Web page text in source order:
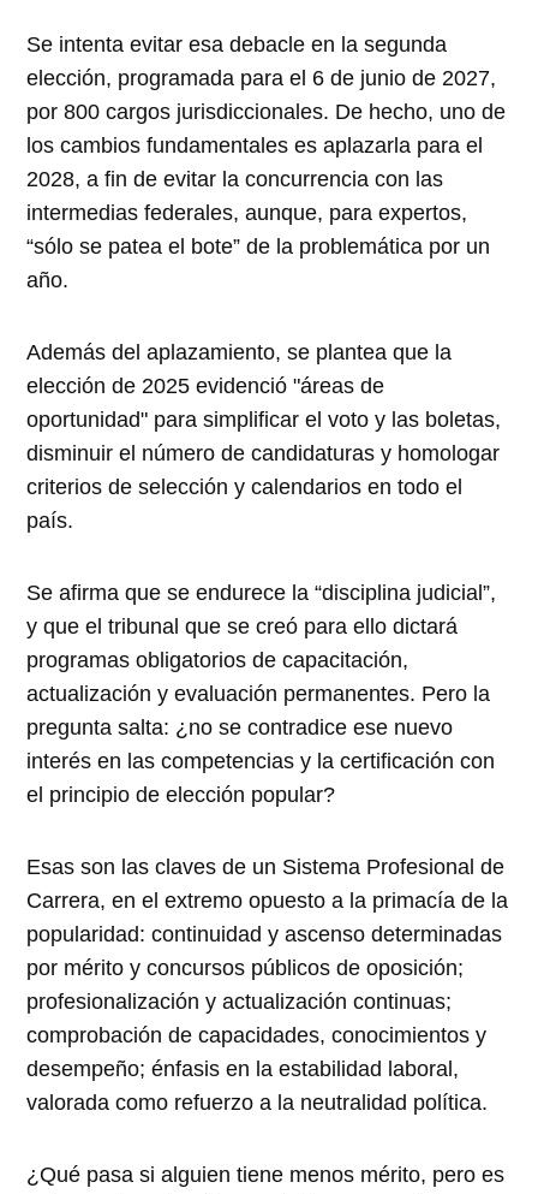
Se intenta evitar esa debacle en la segunda
elección, programada para el 6 de junio de 2027,
por 800 cargos jurisdiccionales. De hecho, uno de
los cambios fundamentales es aplazarla para el
2028, a fin de evitar la concurrencia con las
intermedias federales, aunque, para expertos,
“sólo se patea el bote” de la problemática por un
año.
Además del aplazamiento, se plantea que la
elección de 2025 evidenció "áreas de
oportunidad" para simplificar el voto y las boletas,
disminuir el número de candidaturas y homologar
criterios de selección y calendarios en todo el
país.
Se afirma que se endurece la “disciplina judicial”,
y que el tribunal que se creó para ello dictará
programas obligatorios de capacitación,
actualización y evaluación permanentes. Pero la
pregunta salta: ¿no se contradice ese nuevo
interés en las competencias y la certificación con
el principio de elección popular?
Esas son las claves de un Sistema Profesional de
Carrera, en el extremo opuesto a la primacía de la
popularidad: continuidad y ascenso determinadas
por mérito y concursos públicos de oposición;
profesionalización y actualización continuas;
comprobación de capacidades, conocimientos y
desempeño; énfasis en la estabilidad laboral,
valorada como refuerzo a la neutralidad política.
¿Qué pasa si alguien tiene menos mérito, pero es